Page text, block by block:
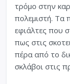
τρόμο στην
πολεμιστή. Τα
εφιάλτες που
πως στις
πέρα από το
σκλάβοι στις